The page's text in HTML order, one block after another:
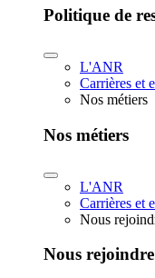
Politique de
L'ANR
Carrières et
Nos métiers
Nos métiers
L'ANR
Carrières et
Nous
Nous rejoindre